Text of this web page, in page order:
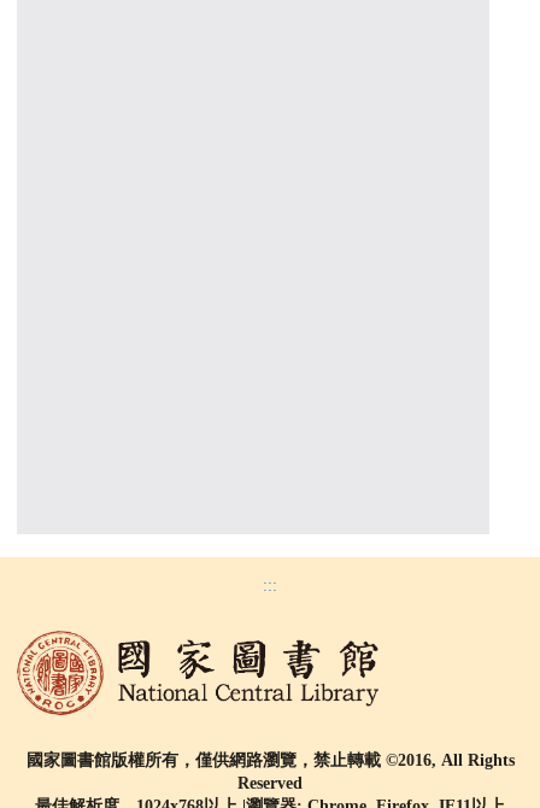
:::
國家圖書館版權所有，僅供網路瀏覽，禁止轉載 ©2016, All Rights
Reserved